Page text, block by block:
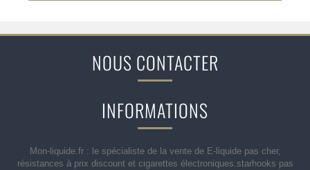
NOUS CONTACTER
INFORMATIONS
Mon-liquide.fr : le spécialiste de la vente de E-liquide pas cher,
résistances à prix discount et cigarettes électroniques.starhooks pas